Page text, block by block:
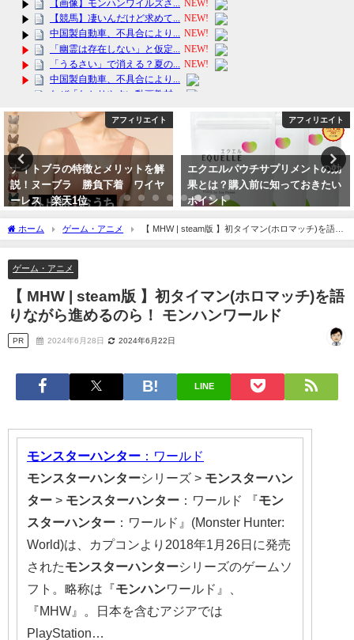
アフィリエイト
ナイトブラの特徴とメリットを解
説！ヌーブラ 勝負下着 ワイヤ
ーレス 楽天1位
アフィリエイト
エクエルパウチサプリメントの効
果とは？購入前に知っておきたい
ポイント
ホーム ゲーム・アニメ
【 MHW | steam版 】初タイマン(ホロマッチ)を語り
ながら進めるのら！ モンハンワールド
ゲーム・アニメ
【 MHW | steam版 】初タイマン(ホロマッチ)を語
りながら進めるのら！ モンハンワールド
PR 2024年6月28日 2024年6月22日
LINE
モンスターハンター ：ワールド
モンスターハンターシリーズ > モンスターハン
ター > モンスターハンター ：ワールド 『モン
スターハンター ：ワールド』(Monster Hunter:
World)は、カプコンより2018年1月26日に発売
されたモンスターハンターシリーズのゲームソ
フト。略称は『モンハンワールド』、
『MHW』。日本を含むアジアでは
PlayStation…